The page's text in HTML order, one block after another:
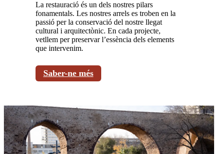
La restauració és un dels nostres pilars
fonamentals. Les nostres arrels es troben en la
passió per la conservació del nostre llegat
cultural i arquitectònic. En cada projecte,
vetllem per preservar l’essència dels elements
que intervenim.
Saber-ne més